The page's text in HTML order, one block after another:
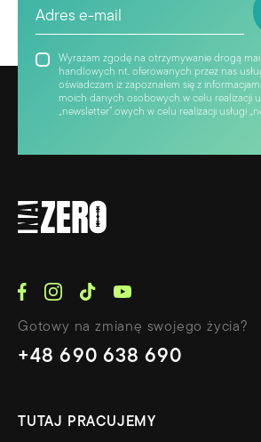
Wyrażam zgodę na otrzymywanie drogą
handlowych nt. oferowanych przez nas
oświadczam iż zapoznałem się z
moich danych osobowych w celu realizacji
„newsletter”.owych w celu realizacji usługi
Gotowy na zmianę swojego życia?
+48 690 638 690
TUTAJ PRACUJEMY